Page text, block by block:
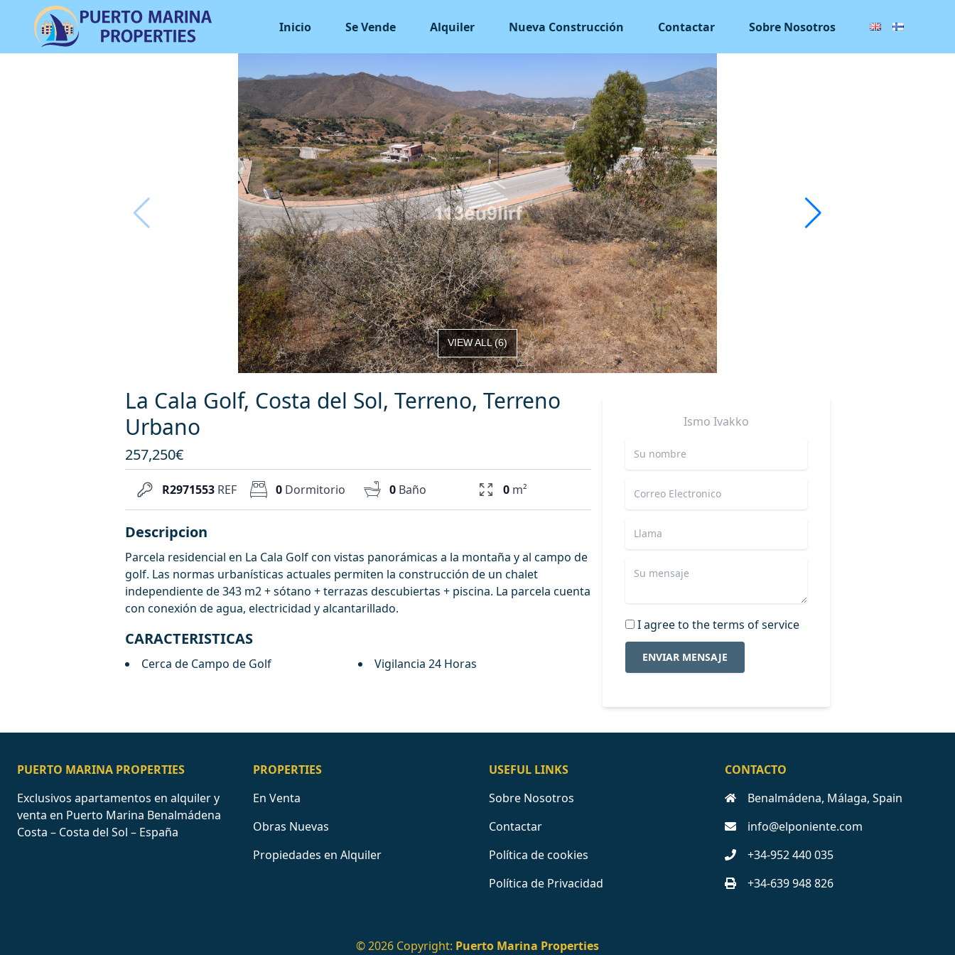
Inicio Se Vende Alquiler Nueva Construcción Contactar Sobre Nosotros
VIEW ALL(6)
La Cala Golf, Costa del Sol, Terreno, Terreno
Urbano
257,250€
R2971553 REF 0 Dormitorio 0 Baño 0 m²
Descripcion
Parcela residencial en La Cala Golf con vistas panorámicas a la montaña y al campo de
golf. Las normas urbanísticas actuales permiten la construcción de un chalet
independiente de 343 m2 + sótano + terrazas descubiertas + piscina. La parcela cuenta
con conexión de agua, electricidad y alcantarillado.
CARACTERISTICAS
Cerca de Campo de Golf Vigilancia 24 Horas
Ismo Ivakko
I agree to the terms of service
ENVIAR MENSAJE
PUERTO MARINA PROPERTIES
Exclusivos apartamentos en alquiler y
venta en Puerto Marina Benalmádena
Costa – Costa del Sol – España
PROPERTIES
En Venta
Obras Nuevas
Propiedades en Alquiler
USEFUL LINKS
Sobre Nosotros
Contactar
Política de cookies
Política de Privacidad
CONTACTO
Benalmádena, Málaga, Spain
info@elponiente.com
+34-952 440 035
+34-639 948 826
© 2026 Copyright: Puerto Marina Properties